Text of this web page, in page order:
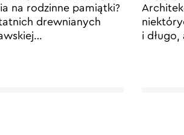
na rodzinne pamiątki?
drewnianych
…
i długo,